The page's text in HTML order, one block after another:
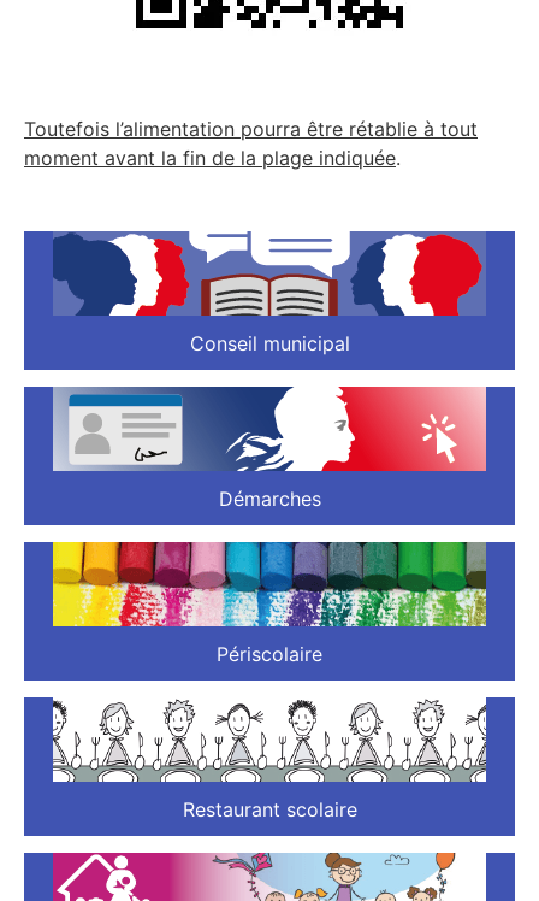
Toutefois l’alimentation pourra être rétablie à tout
moment avant la fin de la plage indiquée.
Conseil municipal
Démarches
Périscolaire
Restaurant scolaire